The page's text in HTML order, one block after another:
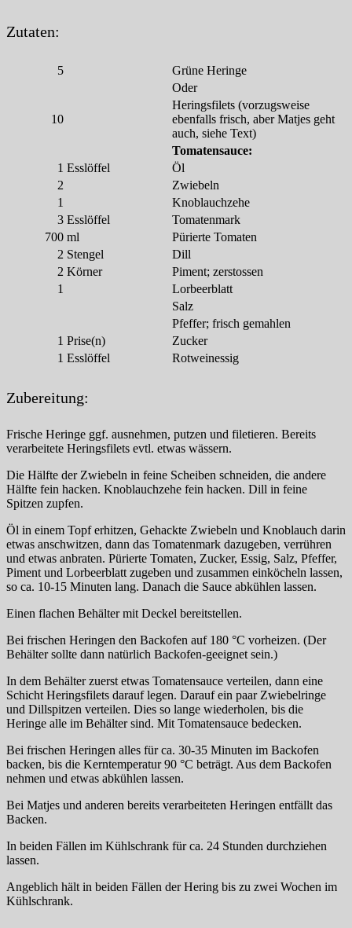
Zutaten:
5
Grüne Heringe
Oder
10
Heringsfilets (vorzugsweise
ebenfalls frisch, aber Matjes geht
auch, siehe Text)
Tomatensauce:
1 Esslöffel
Öl
2
Zwiebeln
1
Knoblauchzehe
3 Esslöffel
Tomatenmark
700 ml
Pürierte Tomaten
2 Stengel
Dill
2 Körner
Piment; zerstossen
1
Lorbeerblatt
Salz
Pfeffer; frisch gemahlen
1 Prise(n)
Zucker
1 Esslöffel Rotweinessig
Zubereitung:
Frische Heringe ggf. ausnehmen, putzen und filetieren. Bereits
verarbeitete Heringsfilets evtl. etwas wässern.
Die Hälfte der Zwiebeln in feine Scheiben schneiden, die andere
Hälfte fein hacken. Knoblauchzehe fein hacken. Dill in feine
Spitzen zupfen.
Öl in einem Topf erhitzen, Gehackte Zwiebeln und Knoblauch darin
etwas anschwitzen, dann das Tomatenmark dazugeben, verrühren
und etwas anbraten. Pürierte Tomaten, Zucker, Essig, Salz, Pfeffer,
Piment und Lorbeerblatt zugeben und zusammen einköcheln lassen,
so ca. 10-15 Minuten lang. Danach die Sauce abkühlen lassen.
Einen flachen Behälter mit Deckel bereitstellen.
Bei frischen Heringen den Backofen auf 180 °C vorheizen. (Der
Behälter sollte dann natürlich Backofen-geeignet sein.)
In dem Behälter zuerst etwas Tomatensauce verteilen, dann eine
Schicht Heringsfilets darauf legen. Darauf ein paar Zwiebelringe
und Dillspitzen verteilen. Dies so lange wiederholen, bis die
Heringe alle im Behälter sind. Mit Tomatensauce bedecken.
Bei frischen Heringen alles für ca. 30-35 Minuten im Backofen
backen, bis die Kerntemperatur 90 °C beträgt. Aus dem Backofen
nehmen und etwas abkühlen lassen.
Bei Matjes und anderen bereits verarbeiteten Heringen entfällt das
Backen.
In beiden Fällen im Kühlschrank für ca. 24 Stunden durchziehen
lassen.
Angeblich hält in beiden Fällen der Hering bis zu zwei Wochen im
Kühlschrank.